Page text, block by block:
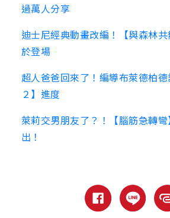
過萬人分享
迪士尼經典動畫改編！【與森林
於登場
超人爸爸回來了！編導布萊德柏
２】進度
萊莉交男朋友了？！【腦筋急轉
出！